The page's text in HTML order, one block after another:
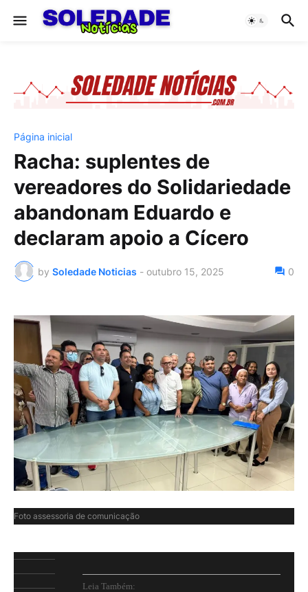
Página inicial
Racha: suplentes de
vereadores do Solidariedade
abandonam Eduardo e
declaram apoio a Cícero
by Soledade Noticias - outubro 15, 2025 0
Foto assessoria de comunicação
Leia Também: